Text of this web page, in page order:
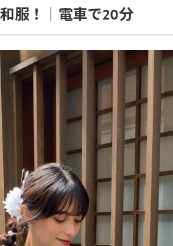
服！｜電車で20分